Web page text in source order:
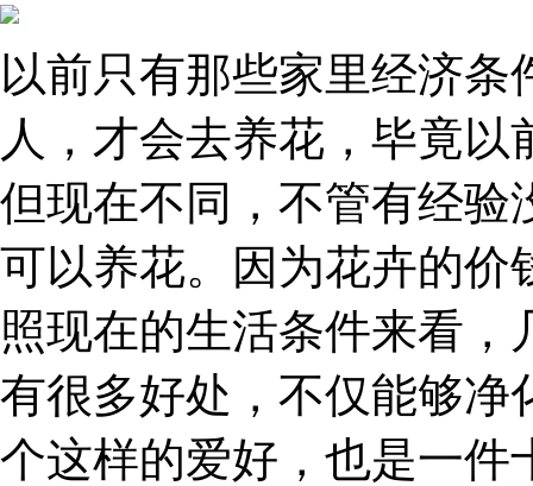
以前只有那些家里经济
人，才会去养花，毕竟
但现在不同，不管有经验
可以养花。因为花卉的价
照现在的生活条件来看
有很多好处，不仅能够净
个这样的爱好，也是一件